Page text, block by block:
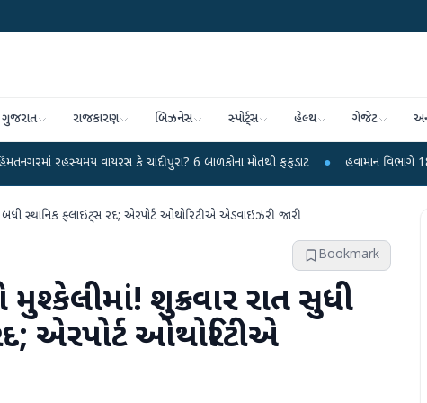
ગુજરાત રાજકારણ બિઝનેસ સ્પોર્ટ્સ હેલ્થ ગેજેટ
વાયરસ કે ચાંદીપુરા? 6 બાળકોના મોતથી ફફડાટ ● હવામાન વિભાગે 18 રાજ્યો માટે
બધી સ્થાનિક ફ્લાઇટ્સ રદ; એરપોર્ટ ઓથોરિટીએ એડવાઇઝરી જારી
Bookmark
મુશ્કેલીમાં! શુક્રવાર રાત સુધી
એરપોર્ટ ઓથોરિટીએ